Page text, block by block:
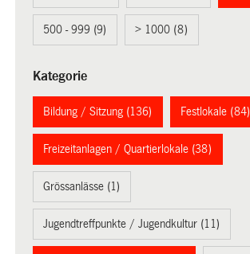
500 - 999 (9) > 1000 (8)
Kategorie
Bildung / Sitzung (136) Festlokale (84)
Freizeitanlagen / Quartierlokale (38)
Grössanlässe (1)
Jugendtreffpunkte / Jugendkultur (11)